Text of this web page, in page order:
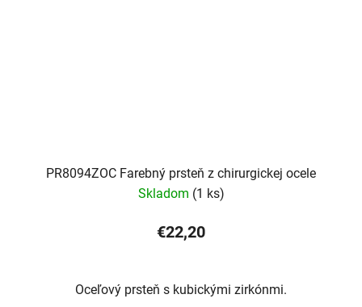
PR8094ZOC Farebný prsteň z chirurgickej ocele
Skladom (1 ks)
€22,20
Oceľový prsteň s kubickými zirkónmi.